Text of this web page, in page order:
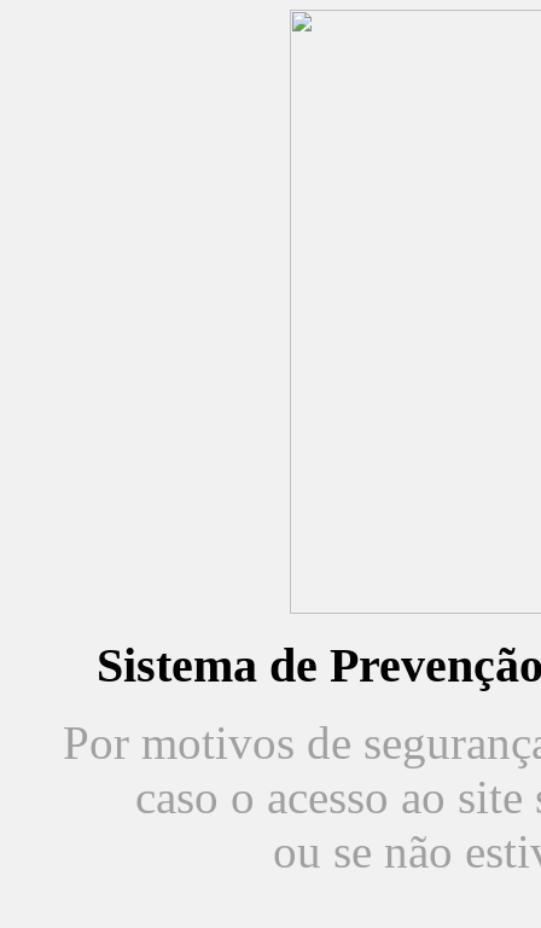
Sistema de
Por motivos de
caso o acesso ao
ou se não